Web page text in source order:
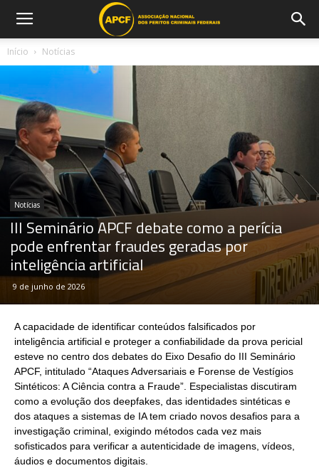
Início Notícias
Notícias
III Seminário APCF debate como a perícia
pode enfrentar fraudes geradas por
inteligência artificial
9 de junho de 2026
A capacidade de identificar conteúdos falsificados por
inteligência artificial e proteger a confiabilidade da prova pericial
esteve no centro dos debates do Eixo Desafio do III Seminário
APCF, intitulado “Ataques Adversariais e Forense de Vestígios
Sintéticos: A Ciência contra a Fraude”. Especialistas discutiram
como a evolução dos deepfakes, das identidades sintéticas e
dos ataques a sistemas de IA tem criado novos desafios para a
investigação criminal, exigindo métodos cada vez mais
sofisticados para verificar a autenticidade de imagens, vídeos,
áudios e documentos digitais.